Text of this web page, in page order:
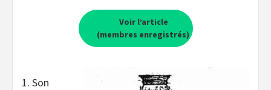
Voir l’article
(membres enregistrés)
1. Son